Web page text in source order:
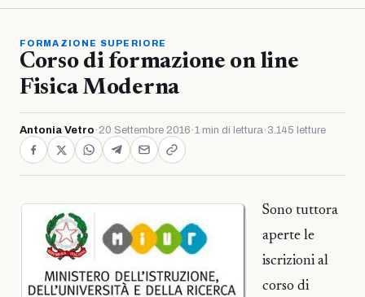
FORMAZIONE SUPERIORE
Corso di formazione on line
Fisica Moderna
Antonia Vetro · 20 Settembre 2016 ·1 min di lettura· 3.145 letture
Sono tuttora
aperte le
iscrizioni al
corso di